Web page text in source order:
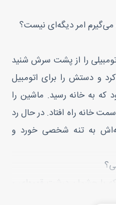
می‌‌گیرم امر دیگه‌‌ای نیست؟
را از پشت سرش شنید
و دستش را برای اتومبیل
که به خانه رسید. ماشین را
خانه راه افتاد. در حال رد
به تنه شخصی خورد و